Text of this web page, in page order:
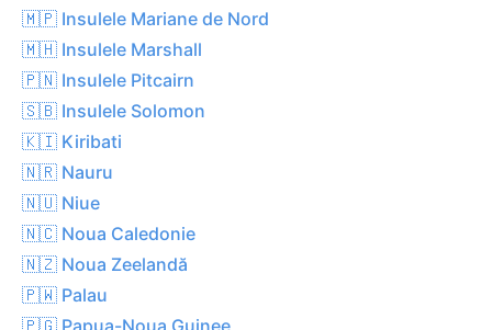
🇲🇵 Insulele Mariane de Nord
🇲🇭 Insulele Marshall
🇵🇳 Insulele Pitcairn
🇸🇧 Insulele Solomon
🇰🇮 Kiribati
🇳🇷 Nauru
🇳🇺 Niue
🇳🇨 Noua Caledonie
🇳🇿 Noua Zeelandă
🇵🇼 Palau
🇵🇬 Papua-Noua Guinee